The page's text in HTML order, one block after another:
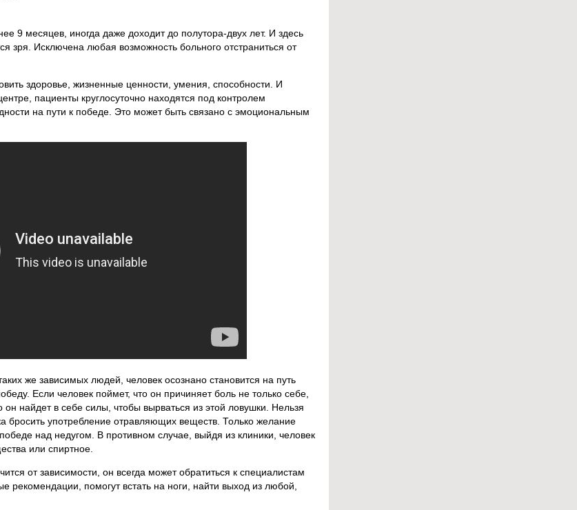
9 месяцев, иногда даже доходит до полутора-двух лет. И здесь
зря. Исключена любая возможность больного отстраниться от
здоровье, жизненные ценности, умения, способности. И
пациенты круглосуточно находятся под контролем
на пути к победе. Это может быть связано с эмоциональным
же зависимых людей, человек осознано становится на путь
Если человек поймет, что он причиняет боль не только себе,
он найдет в себе силы, чтобы вырваться из этой ловушки. Нельзя
бросить употребление отравляющих веществ. Только желание
над недугом. В противном случае, выйдя из клиники, человек
или спиртное.
от зависимости, он всегда может обратиться к специалистам
рекомендации, помогут встать на ноги, найти выход из любой,